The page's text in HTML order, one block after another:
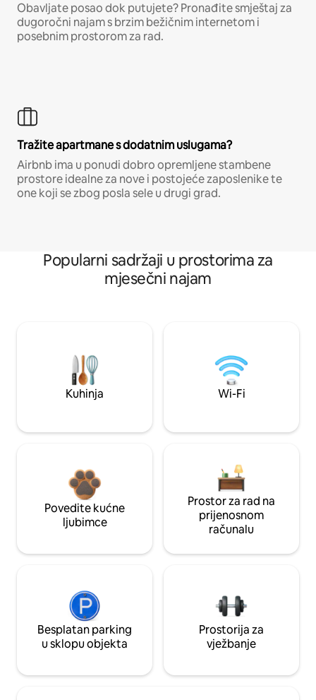
Obavljate posao dok putujete? Pronađite smještaj za
dugoročni najam s brzim bežičnim internetom i
posebnim prostorom za rad.
Tražite apartmane s dodatnim uslugama?
Airbnb ima u ponudi dobro opremljene stambene
prostore idealne za nove i postojeće zaposlenike te
one koji se zbog posla sele u drugi grad.
Popularni sadržaji u prostorima za
mjesečni najam
Kuhinja Wi-Fi
Povedite kućne
ljubimce
Prostor za rad na
prijenosnom
računalu
Besplatan parking
u sklopu objekta
Prostorija za
vježbanje